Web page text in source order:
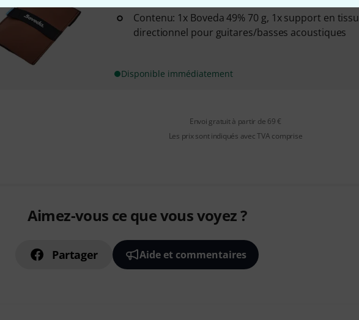
Contenu: 1x Boveda 49% 70 g, 1x support en tissu
directionnel pour guitares/basses acoustiques
Disponible immédiatement
Envoi gratuit à partir de 69 €
Les prix sont indiqués avec TVA comprise
Aimez-vous ce que vous voyez ?
Partager Aide et commentaires